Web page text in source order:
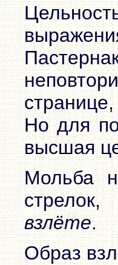
Но для
высшая
Мольба
стрелок,
взлёте.
Образ